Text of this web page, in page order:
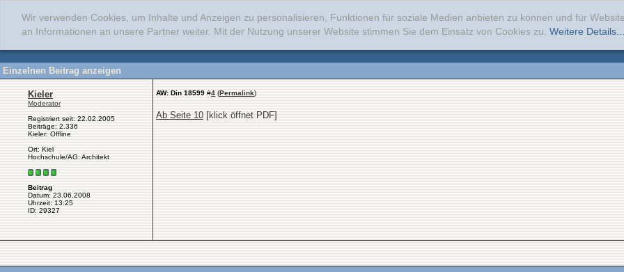
Wir verwenden Cookies, um Inhalte und Anzeigen zu personalisieren, Funktionen für soziale Medien anbieten zu können und für
an Informationen an unsere Partner weiter. Mit der Nutzung unserer Website stimmen Sie dem Einsatz von Cookies zu. Weitere Details...
Einzelnen Beitrag anzeigen
Kieler
Moderator
Registriert seit: 22.02.2005
Beiträge: 2.336
Kieler: Offline
Ort: Kiel
Hochschule/AG: Architekt
Beitrag
Datum: 23.06.2008
Uhrzeit: 13:25
ID: 29327
AW: Din 18599 #4 (Permalink)
Ab Seite 10 [klick öffnet PDF]